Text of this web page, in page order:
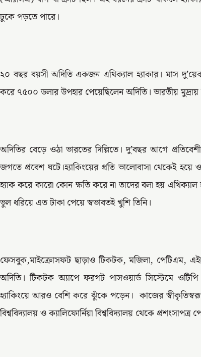
ঢুকে পড়তে পারে।
২০ বছর বয়সী অদিতি একজন এথিক‌্যাল হ‌্যাকার। মাস
করে ৭৫০০ ডলার উপহার পেয়েছিলেন অদিতি। ভারতীয় মুদ্রায়
অদিতির বেড়ে ওঠা ভারতের দিল্লিতে। দু’বছর আগে
জগতে প্রবেশ ঘটে।হ্যাকিংয়ের প্রতি ভালোবাসা থেকেই
হ্যাক করে কারো কোন ক্ষতি করে না তাদের বলা হয়
ভুল ধরিয়ে এত টাকা পেয়ে স্বভাবতই খুশি তিনি।
ফেসবুক,মাইক্রোসফট ছাড়াও টিকটক, মজিলা, পেটিএম,
অদিতি। টিকটক অ্যাপে ফরগট পাসওয়ার্ড সিস্টেমে
হ্যাকিংয়ে আরও বেশি করে ঝুঁকে পড়েন। কাজের স্বীকৃতিস্বরূপ
বিশ্ববিদ্যালয় ও ক্যালিফোর্নিয়া বিশ্ববিদ্যালয় থেকে প্রশংসাপত্র